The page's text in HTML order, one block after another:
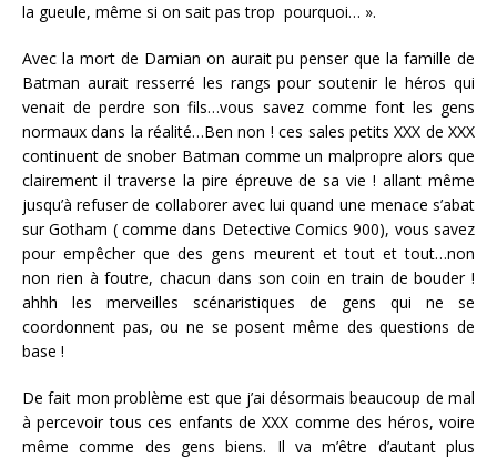
la gueule, même si on sait pas trop pourquoi… ».
Avec la mort de Damian on aurait pu penser que la famille de
Batman aurait resserré les rangs pour soutenir le héros qui
venait de perdre son fils…vous savez comme font les gens
normaux dans la réalité…Ben non ! ces sales petits XXX de XXX
continuent de snober Batman comme un malpropre alors que
clairement il traverse la pire épreuve de sa vie ! allant même
jusqu’à refuser de collaborer avec lui quand une menace s’abat
sur Gotham ( comme dans Detective Comics 900), vous savez
pour empêcher que des gens meurent et tout et tout…non
non rien à foutre, chacun dans son coin en train de bouder !
ahhh les merveilles scénaristiques de gens qui ne se
coordonnent pas, ou ne se posent même des questions de
base !
De fait mon problème est que j’ai désormais beaucoup de mal
à percevoir tous ces enfants de XXX comme des héros, voire
même comme des gens biens. Il va m’être d’autant plus